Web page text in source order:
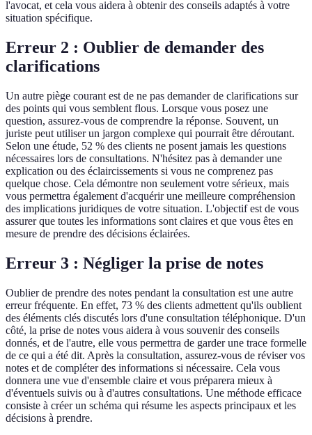
l'avocat, et cela vous aidera à obtenir des conseils adaptés à votre
situation spécifique.
Erreur 2 : Oublier de demander des
clarifications
Un autre piège courant est de ne pas demander de clarifications sur
des points qui vous semblent flous. Lorsque vous posez une
question, assurez-vous de comprendre la réponse. Souvent, un
juriste peut utiliser un jargon complexe qui pourrait être déroutant.
Selon une étude, 52 % des clients ne posent jamais les questions
nécessaires lors de consultations. N'hésitez pas à demander une
explication ou des éclaircissements si vous ne comprenez pas
quelque chose. Cela démontre non seulement votre sérieux, mais
vous permettra également d'acquérir une meilleure compréhension
des implications juridiques de votre situation. L'objectif est de vous
assurer que toutes les informations sont claires et que vous êtes en
mesure de prendre des décisions éclairées.
Erreur 3 : Négliger la prise de notes
Oublier de prendre des notes pendant la consultation est une autre
erreur fréquente. En effet, 73 % des clients admettent qu'ils oublient
des éléments clés discutés lors d'une consultation téléphonique. D'un
côté, la prise de notes vous aidera à vous souvenir des conseils
donnés, et de l'autre, elle vous permettra de garder une trace formelle
de ce qui a été dit. Après la consultation, assurez-vous de réviser vos
notes et de compléter des informations si nécessaire. Cela vous
donnera une vue d'ensemble claire et vous préparera mieux à
d'éventuels suivis ou à d'autres consultations. Une méthode efficace
consiste à créer un schéma qui résume les aspects principaux et les
décisions à prendre.